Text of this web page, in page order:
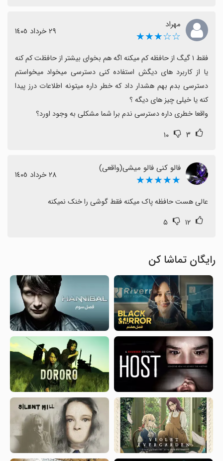
مثبتی دارند و از طولانی‌مدت استفاده راضی هستند، بنابراین
اگر به ابزارهای بهینه‌سازی همراه با امنیت نیاز دارید، کلین
مهراد
☆☆★★★ ٢٩ خرداد ١٤٠٥
واقعا خطری داره دسترسی ندم برا شما مشکلی به وجود اورد؟
۳ ۱۰
فالو کنی فالو میشی(واقعی)
★★★★★ ٢٨ خرداد ١٤٠٥
عالی هست حافظه پاک میکنه فقط گوشی را خنک نمیکنه
۱۲ ۵
رایگان تماشا کن